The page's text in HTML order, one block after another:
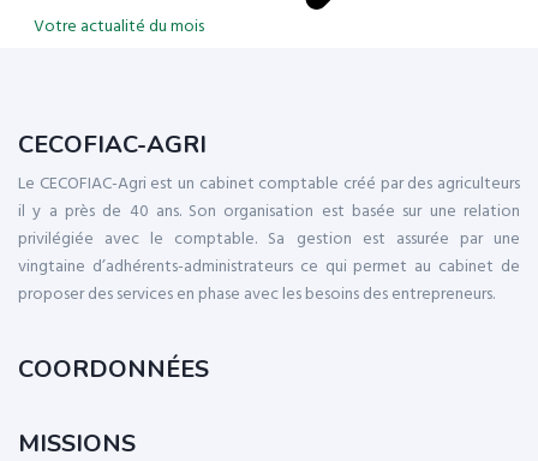
Votre actualité du mois
CECOFIAC-AGRI
Le CECOFIAC-Agri est un cabinet comptable créé par des agriculteurs
il y a près de 40 ans. Son organisation est basée sur une relation
privilégiée avec le comptable. Sa gestion est assurée par une
vingtaine d’adhérents-administrateurs ce qui permet au cabinet de
proposer des services en phase avec les besoins des entrepreneurs.
COORDONNÉES
MISSIONS